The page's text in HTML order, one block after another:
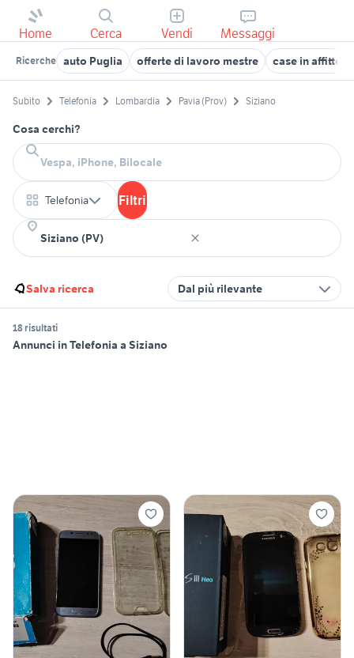
Home Cerca Vendi Messaggi
Ricerche auto Puglia offerte di lavoro mestre case in affitto
Subito Telefonia Lombardia Pavia (Prov) Siziano
Cosa cerchi?
Telefonia Filtri
Salva ricerca Dal più rilevante
18 risultati
Annunci in Telefonia a Siziano